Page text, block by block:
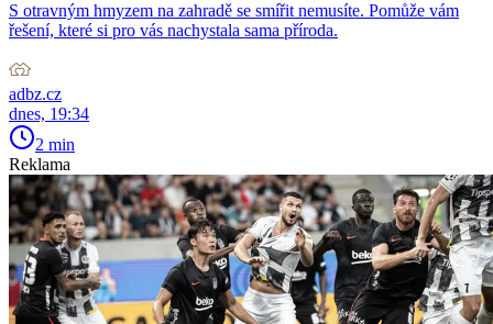
S otravným hmyzem na zahradě se smířit nemusíte. Pomůže vám
řešení, které si pro vás nachystala sama příroda.
adbz.cz
dnes, 19:34
2 min
Reklama